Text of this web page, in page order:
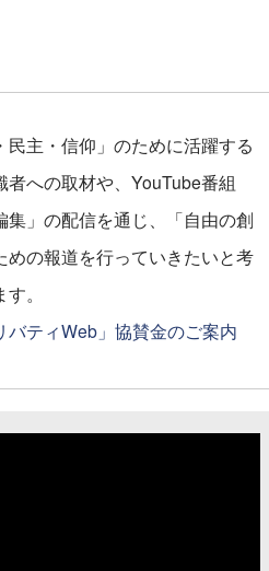
民主・信仰」のために活躍する
者への取材や、YouTube番組
集」の配信を通じ、「自由の創
めの報道を行っていきたいと考
。
バティWeb」協賛金のご案内